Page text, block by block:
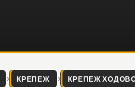
КРЕПЕЖ КРЕПЕЖ